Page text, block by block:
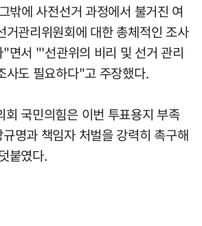
밖에 사전선거 과정에서 불거진 여
거관리위원회에 대한 총체적인 조사
면서 "'선관위의 비리 및 선거 관리
사도 필요하다"고 주장했다.
국민의힘은 이번 투표용지 부족
명과 책임자 처벌을 강력히 촉구해
붙였다.